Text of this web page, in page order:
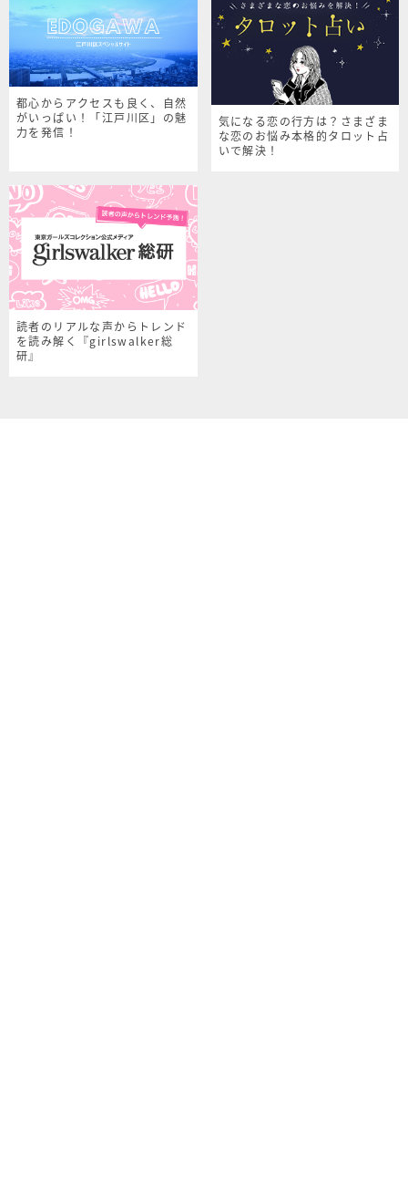
都心からアクセスも良く、自然
がいっぱい！「江戸川区」の魅
力を発信！
気になる恋の行方は？さまざま
な恋のお悩み本格的タロット占
いで解決！
読者のリアルな声からトレンド
を読み解く『girlswalker総
研』